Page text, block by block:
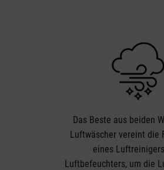
Das Beste aus beiden
Luftwäscher vereint die
eines
Luftbefeuchters, um die